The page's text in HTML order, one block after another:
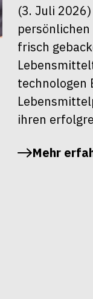
(3. Juli
frisch
technologen
ihren
Mehr